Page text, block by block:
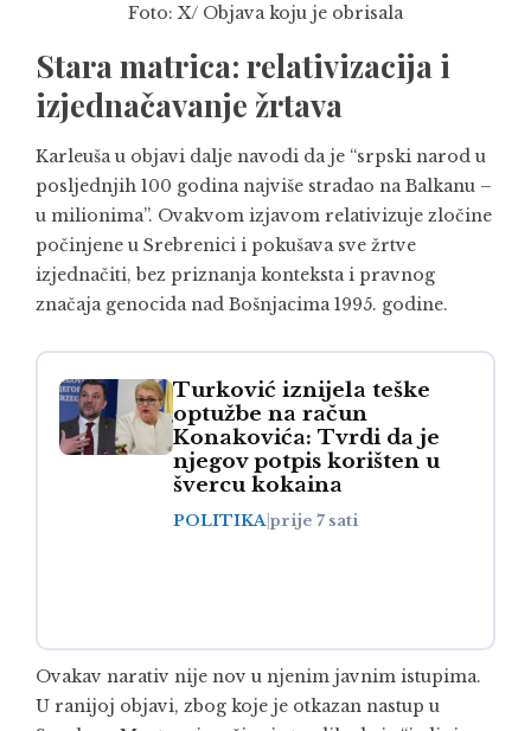
Foto: X/ Objava koju je obrisala
Stara matrica: relativizacija i
izjednačavanje žrtava
Karleuša u objavi dalje navodi da je “srpski narod u
posljednjih 100 godina najviše stradao na Balkanu –
u milionima”. Ovakvom izjavom relativizuje zločine
počinjene u Srebrenici i pokušava sve žrtve
izjednačiti, bez priznanja konteksta i pravnog
značaja genocida nad Bošnjacima 1995. godine.
Turković iznijela teške
optužbe na račun
Konakovića: Tvrdi da je
njegov potpis korišten u
švercu kokaina
POLITIKAprije 7 sati
Ovakav narativ nije nov u njenim javnim istupima.
U ranijoj objavi, zbog koje je otkazan nastup u